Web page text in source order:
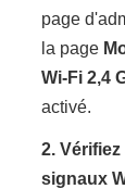
page
la page
Wi-Fi 2,4
activé.
2.
signaux